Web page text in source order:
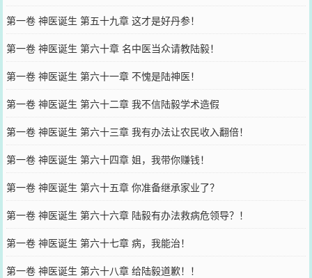
第一卷 神医诞生 第五十九章 这才是好丹参！
第一卷 神医诞生 第六十章 名中医当众请教陆毅！
第一卷 神医诞生 第六十一章 不愧是陆神医！
第一卷 神医诞生 第六十二章 我不信陆毅学术造假
第一卷 神医诞生 第六十三章 我有办法让农民收入翻倍！
第一卷 神医诞生 第六十四章 姐，我带你赚钱！
第一卷 神医诞生 第六十五章 你准备继承家业了？
第一卷 神医诞生 第六十六章 陆毅有办法救病危领导？！
第一卷 神医诞生 第六十七章 病，我能治！
第一卷 神医诞生 第六十八章 给陆毅道歉！！